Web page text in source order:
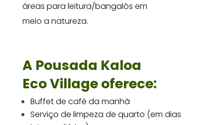
áreas para leitura/bangalôs em
meio a natureza.
A Pousada Kaloa
EcoVillage oferece:
Buffet de café da manhã
Serviço de limpeza de quarto (em dias